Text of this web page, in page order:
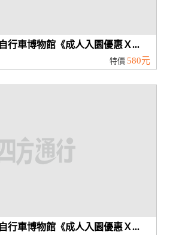
行車博物館《成人入園優惠Ｘ...
特價 580元
行車博物館《成人入園優惠Ｘ...